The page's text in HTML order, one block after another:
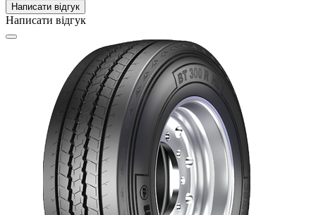
Написати відгук
Написати відгук